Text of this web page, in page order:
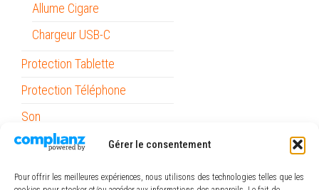
Gérer le consentement
Pour offrir les meilleures expériences, nous utilisons des technologies telles que les
Allume Cigare
Chargeur USB-C
Protection Tablette
Protection Téléphone
Son
Stylets
Support Voiture